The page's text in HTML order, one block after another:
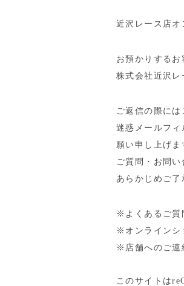
近沢レース店オ
お預かりする
株式会社近沢レ
ご返信の際に
迷惑メールフ
願い申し上げま
ご質問・お問い
あらかじめご了
※よくあるご質
※オンラインシ
※店舗へのご連
このサイトは